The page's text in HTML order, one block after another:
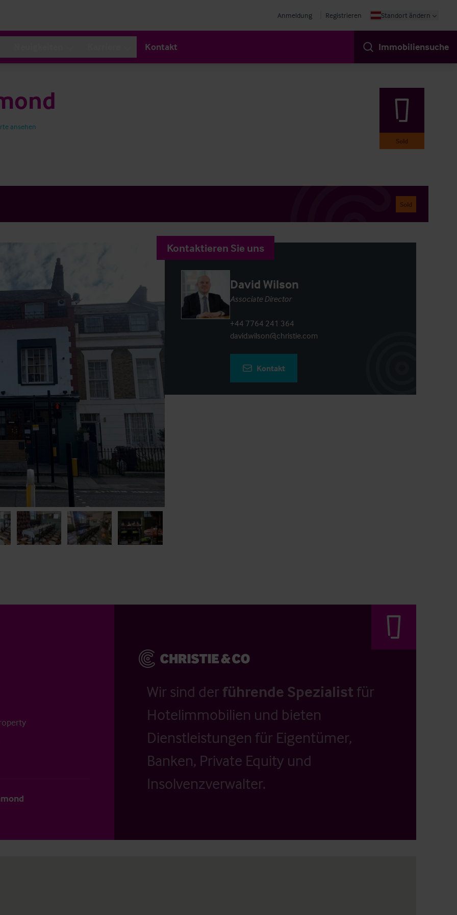
Anmeldung Registrieren Standort ändern
Kontakt Immobiliensuche
ansehen
Sold
Sold
Kontaktieren Sie uns
David Wilson
Associate Director
+44 7764 241 364
david.wilson@christie.com
Kontakt
Wir sind der führende Spezialistfür
Hotelimmobilien und bieten
Dienstleistungen für Eigentümer,
Banken, Private Equity und
Insolvenzverwalter.